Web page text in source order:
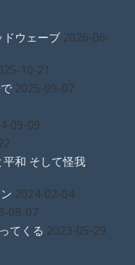
ウェーブ 2026-06-
10-21
2025-09-07
09-09
和 そして怪我
2024-02-04
08-07
てくる 2023-05-29